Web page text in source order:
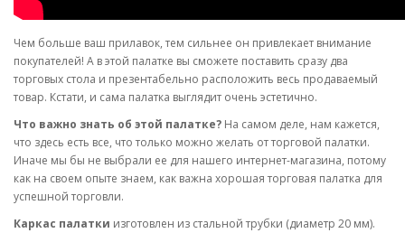
Чем больше ваш прилавок, тем сильнее он привлекает внимание
покупателей! А в этой палатке вы сможете поставить сразу два
торговых стола и презентабельно расположить весь продаваемый
товар. Кстати, и сама палатка выглядит очень эстетично.
Что важно знать об этой палатке? На самом деле, нам кажется,
что здесь есть все, что только можно желать от торговой палатки.
Иначе мы бы не выбрали ее для нашего интернет-магазина, потому
как на своем опыте знаем, как важна хорошая торговая палатка для
успешной торговли.
Каркас палатки изготовлен из стальной трубки (диаметр 20 мм).